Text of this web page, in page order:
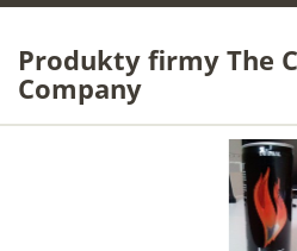
Produkty firmy The
Company